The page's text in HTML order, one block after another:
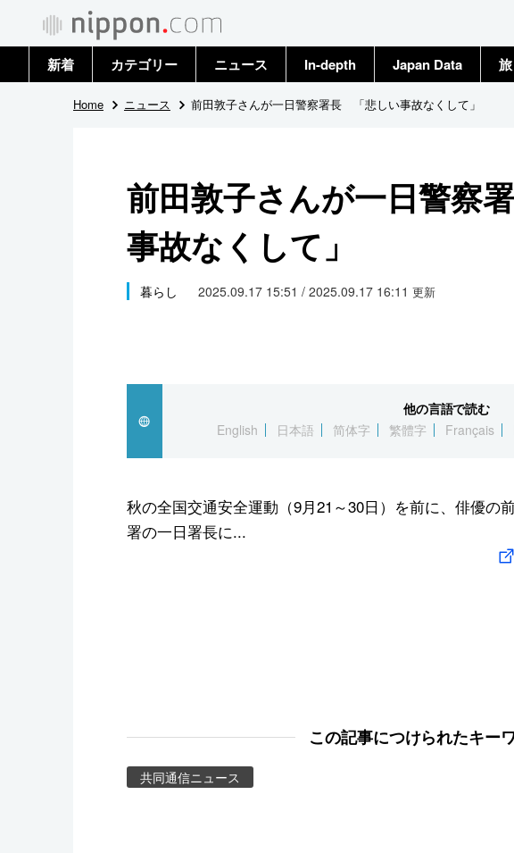
新着 カテゴリー
政治・外交
国際
社会
文化
スポーツ・東京2020
ニュース
トップ
In-depth Japan Data
Home ニュース 前田敦子さんが一日警察署長 「悲しい事故なくして」
前田敦子さんが一日警察
事故なくして」
暮らし 2025.09.17 15:51 / 2025.09.17 16:11 更新
他の言語で読む
English
日本語 简体字 繁體字 Français
秋の全国交通安全運動（9月21～30日）を前に、俳優の
署の一日署長に...
この記事につけられたキー
共同通信ニュース